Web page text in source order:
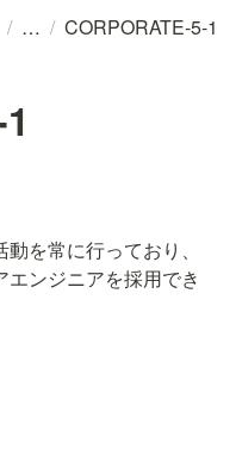
/ / CORPORATE-5-1
を常に行っており、
ンジニアを採用でき